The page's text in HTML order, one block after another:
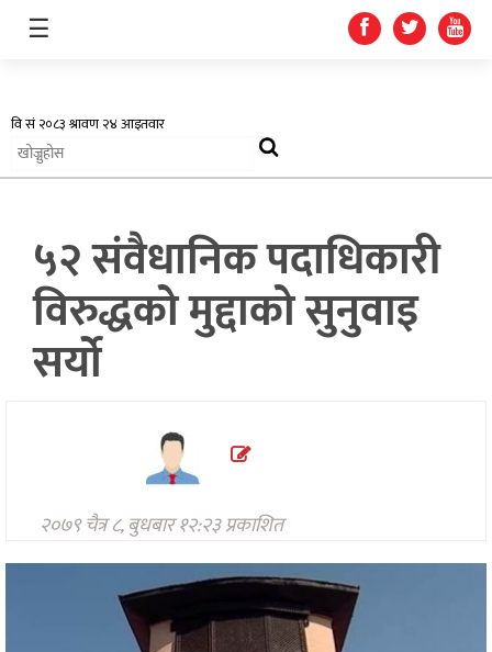
अर्थतन्त्र
स्वास्थ्य
शिक्षा
प्रदेश
अन्तर्राष्ट्रिय
अन्तरवार्ता/
☰
५२ संवैधानिक पदाधिकारी
विरुद्धको मुद्दाको सुनुवाइ
सर्यो
२०७९ चैत्र ८, बुधबार १२:२३ प्रकाशित